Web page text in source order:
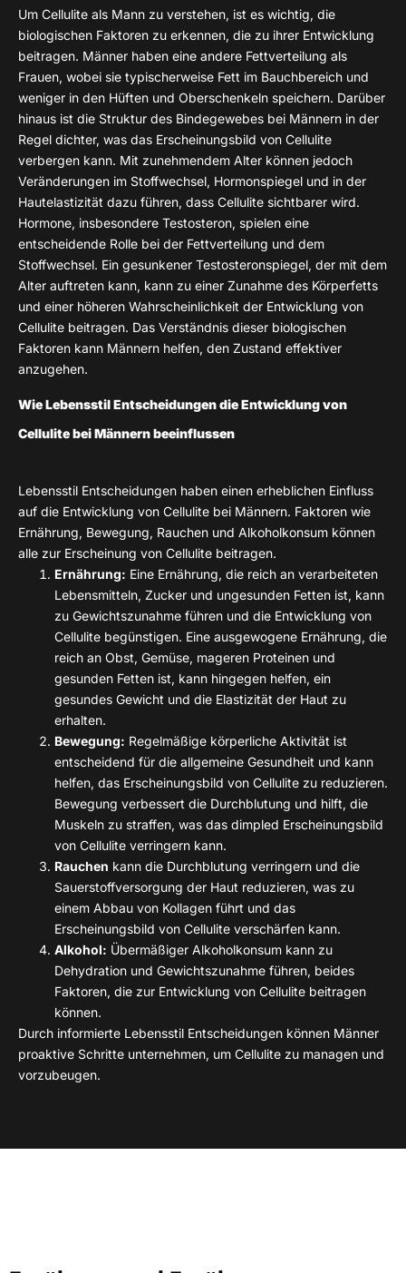
Um Cellulite als Mann zu verstehen, ist es wichtig, die
biologischen Faktoren zu erkennen, die zu ihrer Entwicklung
beitragen. Männer haben eine andere Fettverteilung als
Frauen, wobei sie typischerweise Fett im Bauchbereich und
weniger in den Hüften und Oberschenkeln speichern. Darüber
hinaus ist die Struktur des Bindegewebes bei Männern in der
Regel dichter, was das Erscheinungsbild von Cellulite
verbergen kann. Mit zunehmendem Alter können jedoch
Veränderungen im Stoffwechsel, Hormonspiegel und in der
Hautelastizität dazu führen, dass Cellulite sichtbarer wird.
Hormone, insbesondere Testosteron, spielen eine
entscheidende Rolle bei der Fettverteilung und dem
Stoffwechsel. Ein gesunkener Testosteronspiegel, der mit dem
Alter auftreten kann, kann zu einer Zunahme des Körperfetts
und einer höheren Wahrscheinlichkeit der Entwicklung von
Cellulite beitragen. Das Verständnis dieser biologischen
Faktoren kann Männern helfen, den Zustand effektiver
anzugehen.
Wie Lebensstil Entscheidungen die Entwicklung von
Cellulite bei Männern beeinflussen
Lebensstil Entscheidungen haben einen erheblichen Einfluss
auf die Entwicklung von Cellulite bei Männern. Faktoren wie
Ernährung, Bewegung, Rauchen und Alkoholkonsum können
alle zur Erscheinung von Cellulite beitragen.
Ernährung: Eine Ernährung, die reich an verarbeiteten
Lebensmitteln, Zucker und ungesunden Fetten ist, kann
zu Gewichtszunahme führen und die Entwicklung von
Cellulite begünstigen. Eine ausgewogene Ernährung, die
reich an Obst, Gemüse, mageren Proteinen und
gesunden Fetten ist, kann hingegen helfen, ein
gesundes Gewicht und die Elastizität der Haut zu
erhalten.
Bewegung: Regelmäßige körperliche Aktivität ist
entscheidend für die allgemeine Gesundheit und kann
helfen, das Erscheinungsbild von Cellulite zu reduzieren.
Bewegung verbessert die Durchblutung und hilft, die
Muskeln zu straffen, was das dimpled Erscheinungsbild
von Cellulite verringern kann.
Rauchen kann die Durchblutung verringern und die
Sauerstoffversorgung der Haut reduzieren, was zu
einem Abbau von Kollagen führt und das
Erscheinungsbild von Cellulite verschärfen kann.
Alkohol: Übermäßiger Alkoholkonsum kann zu
Dehydration und Gewichtszunahme führen, beides
Faktoren, die zur Entwicklung von Cellulite beitragen
können.
Durch informierte Lebensstil Entscheidungen können Männer
proaktive Schritte unternehmen, um Cellulite zu managen und
vorzubeugen.